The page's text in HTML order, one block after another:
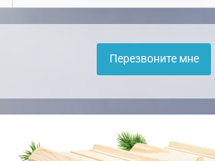
Перезвоните мне